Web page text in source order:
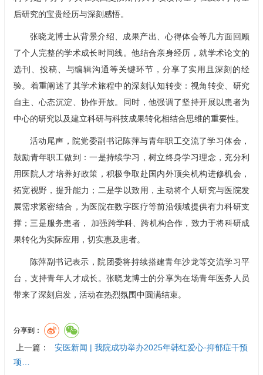
后研究的宝贵经历与深刻感悟。
张晓龙博士从背景介绍、成果产出、心得体会等几方面回顾
了个人完整的学术成长时间线。他结合亲身经历，就学术论文的
选刊、投稿、与编辑沟通等关键环节，分享了实用且深刻的经
验。着重阐述了其学术旅程中的深刻认知转变：视角转变、研究
自主、心态沉淀、协作开放。同时，他强调了坚持开展以患者为
中心的研究以及建立科研与科技成果转化相结合思维的重要性。
活动尾声，院党委副书记陈萍与青年职工交流了学习体会，
鼓励青年职工做到：一是持续学习，树立终身学习理念，充分利
用医院人才培养好政策，积极争取赴国内外顶尖机构进修机会，
拓宽视野，提升能力；二是学以致用，主动将个人研究与医院发
展需求紧密结合，为医院在数字医疗等前沿领域提供有力科研支
撑；三是服务患者， 加强跨学科、跨机构合作，致力于将科研成
果转化为实际应用，切实惠及患者。
陈萍副书记表示，院团委将持续搭建青年沙龙等交流学习平
台，支持青年人才成长。张晓龙博士的分享为在场青年医务人员
带来了深刻启发，活动在热烈氛围中圆满结束。
分享到：
上一篇：
安医新闻 | 我院成功举办2025年韩红爱心·抑郁症干预
项…